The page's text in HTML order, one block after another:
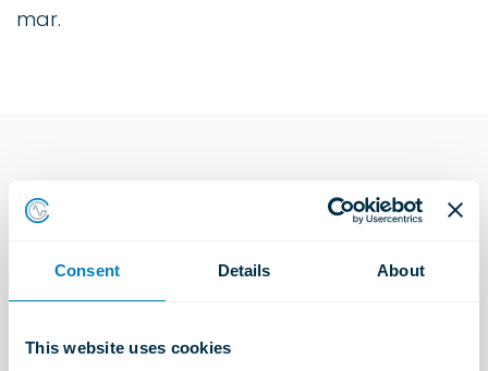
Consent Details About
This website uses cookies
mar.
Explore more Industries
Soluciones de construcción
Aprender más